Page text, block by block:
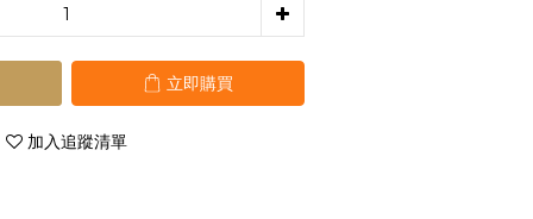
立即購買
加入追蹤清單